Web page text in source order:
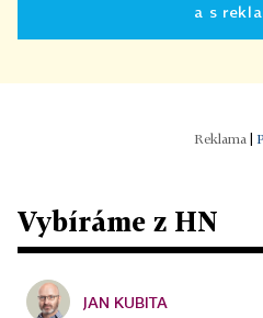
a s
|
Vybíráme z HN
JAN KUBITA